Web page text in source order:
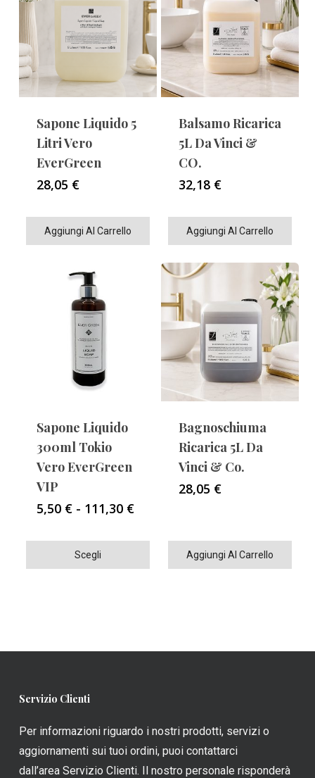
Aggiungi Al Carrello
Sapone Liquido 5
Litri Vero
EverGreen
28,05 €
Aggiungi Al Carrello
Balsamo Ricarica
5L Da Vinci &
CO.
32,18 €
Scegli
prodotto
essere
scelte
nella
pagina
Sapone Liquido
300ml Tokio
Vero EverGreen
VIP
5,50 € - 111,30 €Fascia
prezzo:
5,50 €
Aggiungi Al Carrello
Bagnoschiuma
Ricarica 5L Da
Vinci & Co.
28,05 €
Servizio Clienti
Per informazioni riguardo i nostri prodotti, servizi o
aggiornamenti sui tuoi ordini, puoi contattarci
dall’area Servizio Clienti. Il nostro personale risponderà